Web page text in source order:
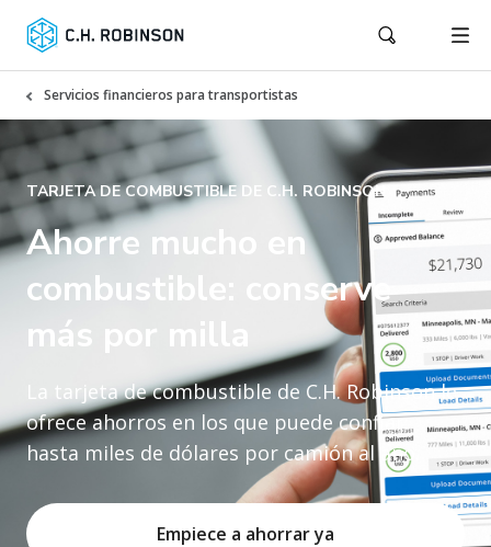
Servicios financieros para transportistas
TARJETA DE COMBUSTIBLE DE C.H. ROBINSON
Ahorre mucho en
combustible: conserve
más por milla
La tarjeta de combustible de C.H. Robinson le
ofrece ahorros en los que puede confiar:
hasta miles de dólares por camión al año
Empiece a ahorrar ya